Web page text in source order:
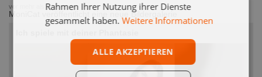
vor mehr als 3 Monaten
MoniCat veröffentlicht eine neue Bildergalerie
Rahmen Ihrer Nutzung ihrer Dienste
gesammelt haben. Weitere Informationen
ALLE AKZEPTIEREN